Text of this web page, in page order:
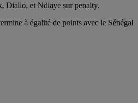
Diallo, et Ndiaye sur penalty.
à égalité de points avec le Sénégal